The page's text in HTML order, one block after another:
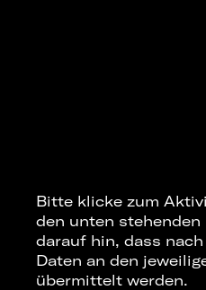
Bitte klicke zum
den unten stehenden
darauf hin, dass
Daten an den
übermittelt werden.